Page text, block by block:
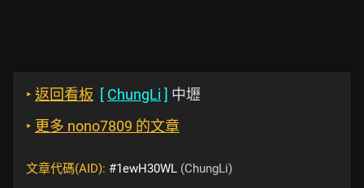
‣ 返回看板 [ ChungLi ] 中壢
‣ 更多 nono7809 的文章
文章代碼(AID): #1ewH30WL (ChungLi)